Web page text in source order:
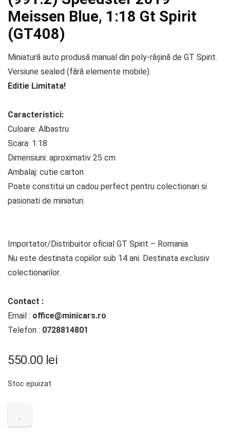
Meissen Blue, 1:18 Gt Spirit
(GT408)
Miniatură auto produsă manual din poly-rășină de GT Spirit.
Versiune sealed (fără elemente mobile).
Editie Limitata!
Caracteristici:
Culoare: Albastru
Scara: 1:18
Dimensiuni: aproximativ 25 cm
Ambalaj: cutie carton
Poate constitui un cadou perfect pentru colectionari si
pasionati de miniaturi.
Importator/Distribuitor oficial GT Spirit – Romania
Nu este destinata copiilor sub 14 ani. Destinata exclusiv
colectionarilor.
Contact :
Email : office@minicars.ro
Telefon : 0728814801
550.00 lei
Stoc epuizat